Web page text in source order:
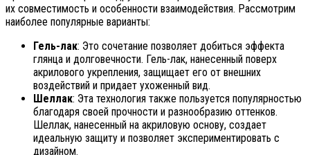
их совместимость и особенности взаимодействия. Рассмотрим
наиболее популярные варианты:
Гель-лак: Это сочетание позволяет добиться эффекта
глянца и долговечности. Гель-лак, нанесенный поверх
акрилового укрепления, защищает его от внешних
воздействий и придает ухоженный вид.
Шеллак: Эта технология также пользуется популярностью
благодаря своей прочности и разнообразию оттенков.
Шеллак, нанесенный на акриловую основу, создает
идеальную защиту и позволяет экспериментировать с
дизайном.